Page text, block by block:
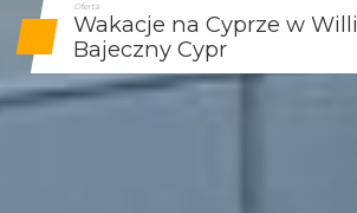
Oferta
Wakacje na Cyprze w Willi
Bajeczny Cypr